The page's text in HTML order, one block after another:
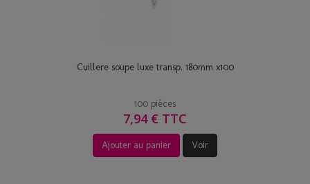
Cuillere soupe luxe transp. 180mm x100
100 pièces
7,94 € TTC
Ajouter au panier Voir